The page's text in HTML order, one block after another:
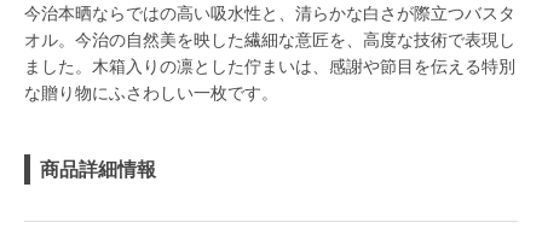
今治本晒ならではの高い吸水性と、清らかな白さが際立つバスタ
オル。今治の自然美を映した繊細な意匠を、高度な技術で表現し
ました。木箱入りの凛とした佇まいは、感謝や節目を伝える特別
な贈り物にふさわしい一枚です。
商品詳細情報